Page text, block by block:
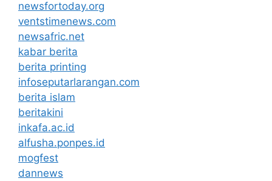
newsfortoday.org
ventstimenews.com
newsafric.net
kabar berita
berita printing
infoseputarlarangan.com
berita islam
beritakini
inkafa.ac.id
alfusha.ponpes.id
mogfest
dannews